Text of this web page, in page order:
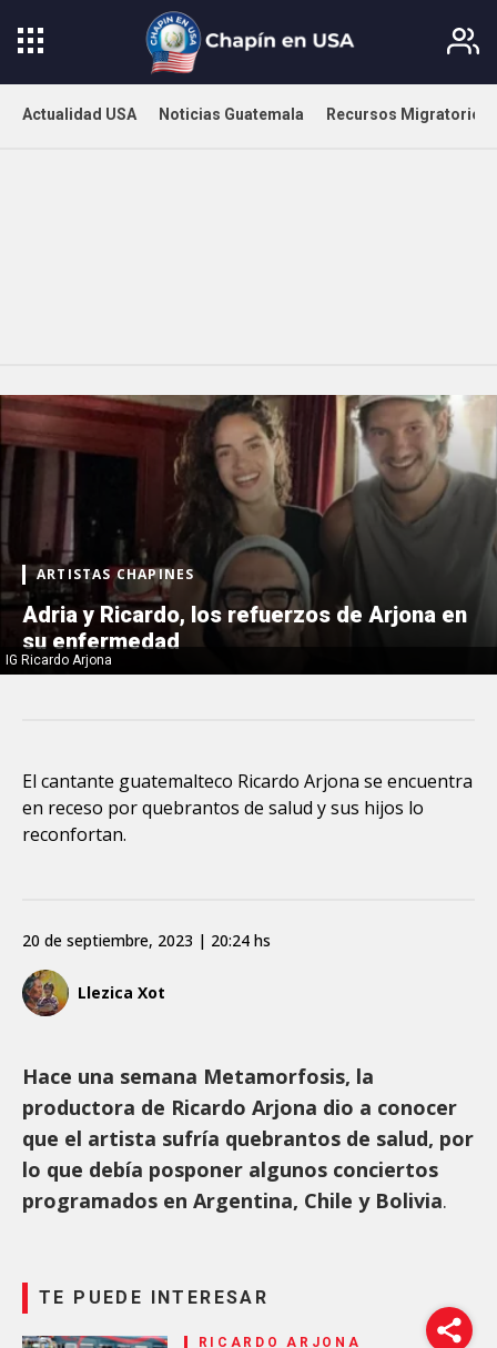
Actualidad USA Noticias Guatemala Recursos Migratorios
IG Ricardo Arjona
ARTISTAS CHAPINES
Adria y Ricardo, los refuerzos de Arjona en
su enfermedad
El cantante guatemalteco Ricardo Arjona se encuentra
en receso por quebrantos de salud y sus hijos lo
reconfortan.
Llezica Xot
20 de septiembre, 2023 | 20:24 hs
Hace una semana Metamorfosis, la
productora de Ricardo Arjona dio a conocer
que el artista sufría quebrantos de salud, por
lo que debía posponer algunos conciertos
programados en Argentina, Chile y Bolivia.
TE PUEDE INTERESAR
RICARDO ARJONA